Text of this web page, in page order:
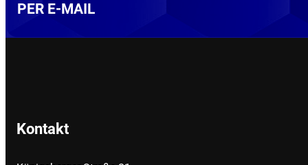
PER E-MAIL
Kontakt